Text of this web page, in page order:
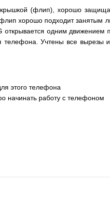
(флип), хорошо
хорошо подходит
одним
Учтены все вырезы
этого телефона
начинать работу с телефоном